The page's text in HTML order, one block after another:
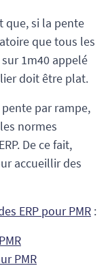
que, si la pente
que tous les
1m40 appelé
doit être plat.
par rampe,
normes
De ce fait,
accueillir des
ERP pour PMR :
PMR